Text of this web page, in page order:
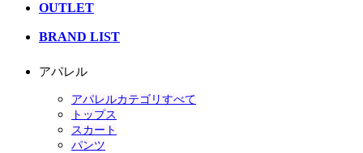
OUTLET
BRAND LIST
アパレル
アパレルカテゴリすべて
トップス
スカート
パンツ